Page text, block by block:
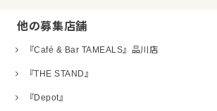
他の募集店舗
『Café & Bar TAMEALS』品川店
『THE STAND』
『Depot』